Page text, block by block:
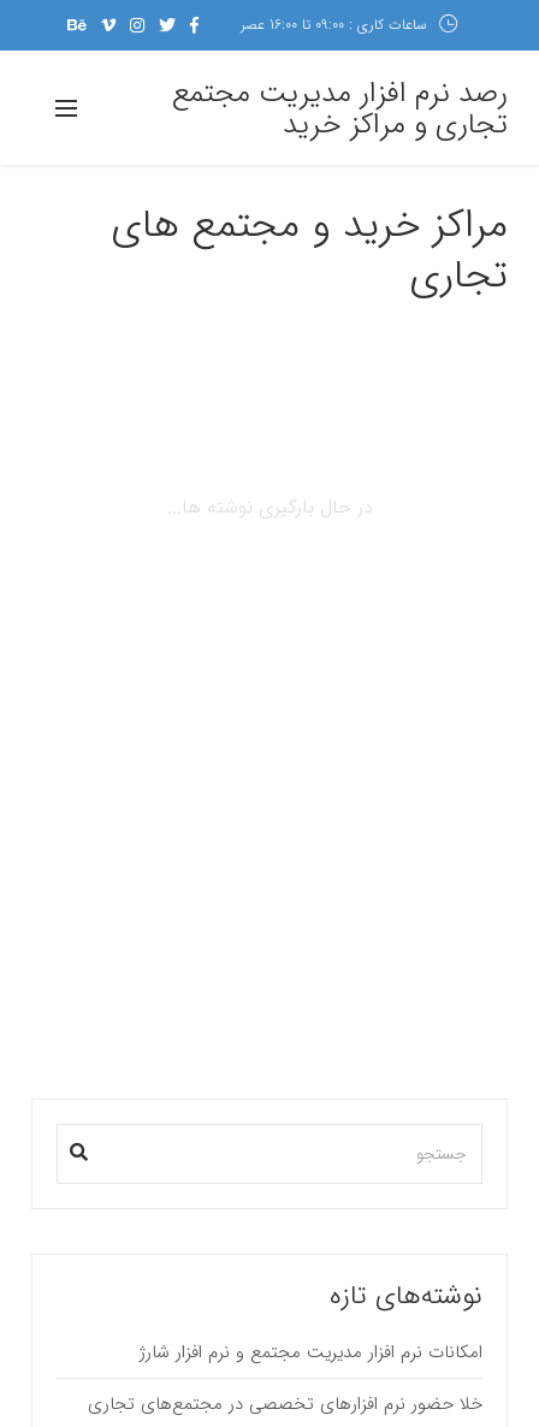
ساعات کاری : 09:00 تا 16:00 عصر
رصد نرم افزار مدیریت مجتمع
تجاری و مراکز خرید
مراکز خرید و مجتمع های
تجاری
در حال بارگیری نوشته ها...
نوشته‌های تازه
امکانات نرم افزار مدیریت مجتمع و نرم افزار شارژ
خلا حضور نرم افزارهای تخصصی در مجتمع‌های تجاری